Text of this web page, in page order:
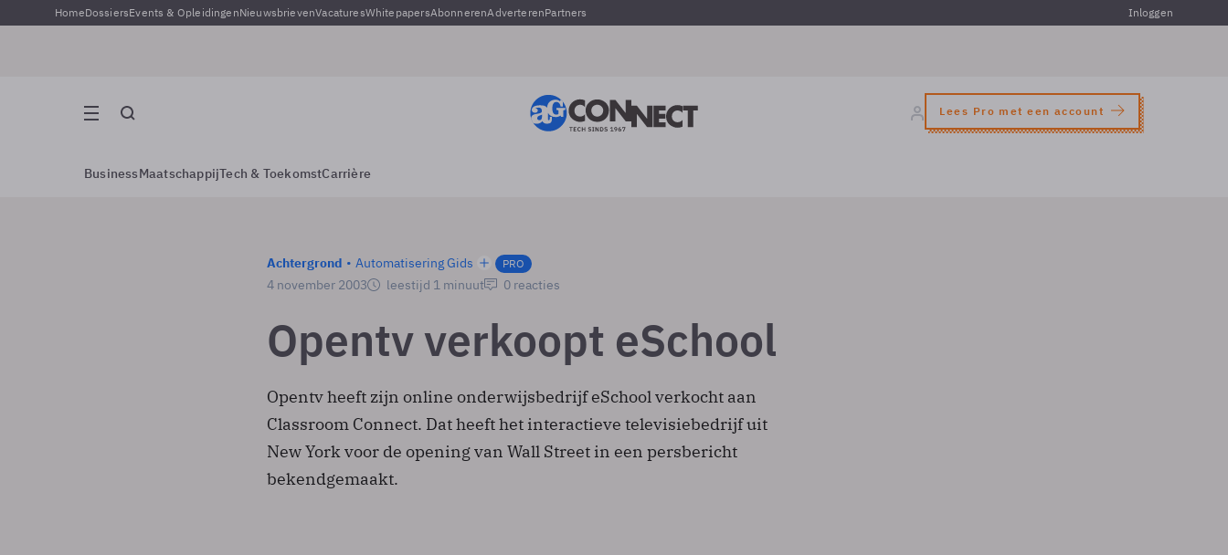
HomeDossiersEvents & OpleidingenNieuwsbrievenVacaturesWhitepapersAbonnerenAdverterenPartners Inloggen
Lees Pro met een account
BusinessMaatschappijTech & ToekomstCarrière
Achtergrond Automatisering Gids PRO
4 november 2003 leestijd 1 minuut 0 reacties
Opentv verkoopt eSchool
Opentv heeft zijn online onderwijsbedrijf eSchool verkocht aan
Classroom Connect. Dat heeft het interactieve televisiebedrijf uit
New York voor de opening van Wall Street in een persbericht
bekendgemaakt.